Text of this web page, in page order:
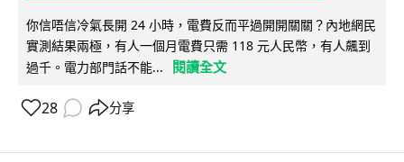
你信唔信冷氣長開 24 小時，電費反而平過開開關關？內地網民
實測結果兩極，有人一個月電費只需 118 元人民幣，有人飆到
過千。電力部門話不能...
閱讀全文
28 分享